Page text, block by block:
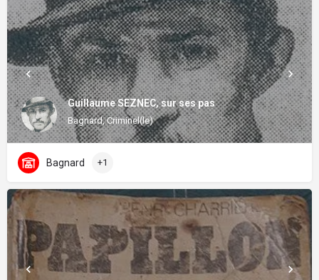
Guillaume SEZNEC, sur ses pas
Bagnard, Criminel(le)
Bagnard +1